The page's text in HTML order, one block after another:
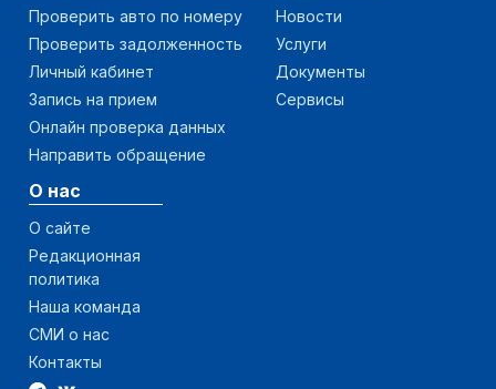
Проверить авто по номеру
Проверить задолженность
Личный кабинет
Запись на прием
Онлайн проверка данных
Направить обращение
Новости
Услуги
Документы
Сервисы
О нас
О сайте
Редакционная
политика
Наша команда
СМИ о нас
Контакты